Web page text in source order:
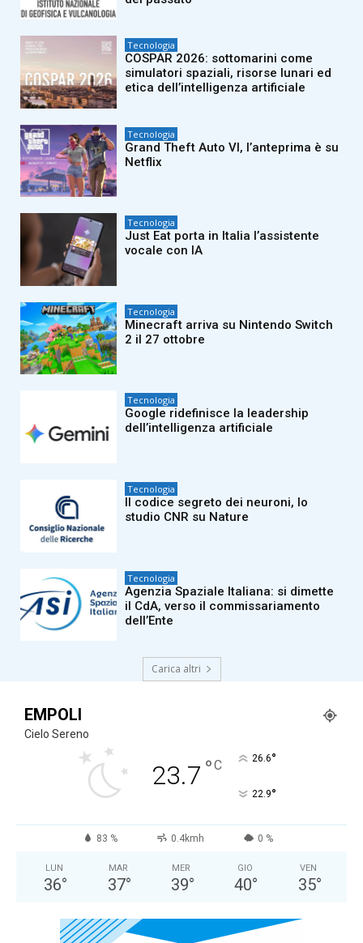
Tecnologia
COSPAR 2026: sottomarini come
simulatori spaziali, risorse lunari ed
etica dell’intelligenza artificiale
Tecnologia
Grand Theft Auto VI, l’anteprima è su
Netflix
Tecnologia
Just Eat porta in Italia l’assistente
vocale con IA
Tecnologia
Minecraft arriva su Nintendo Switch
2 il 27 ottobre
Tecnologia
Google ridefinisce la leadership
dell’intelligenza artificiale
Tecnologia
Il codice segreto dei neuroni, lo
studio CNR su Nature
Tecnologia
Agenzia Spaziale Italiana: si dimette
il CdA, verso il commissariamento
dell’Ente
Carica altri
EMPOLI
Cielo Sereno
23.7 °C 26.6°
22.9°
83 % 0.4kmh 0 %
LUN
36°
MAR
37°
MER
39°
GIO
40°
VEN
35°